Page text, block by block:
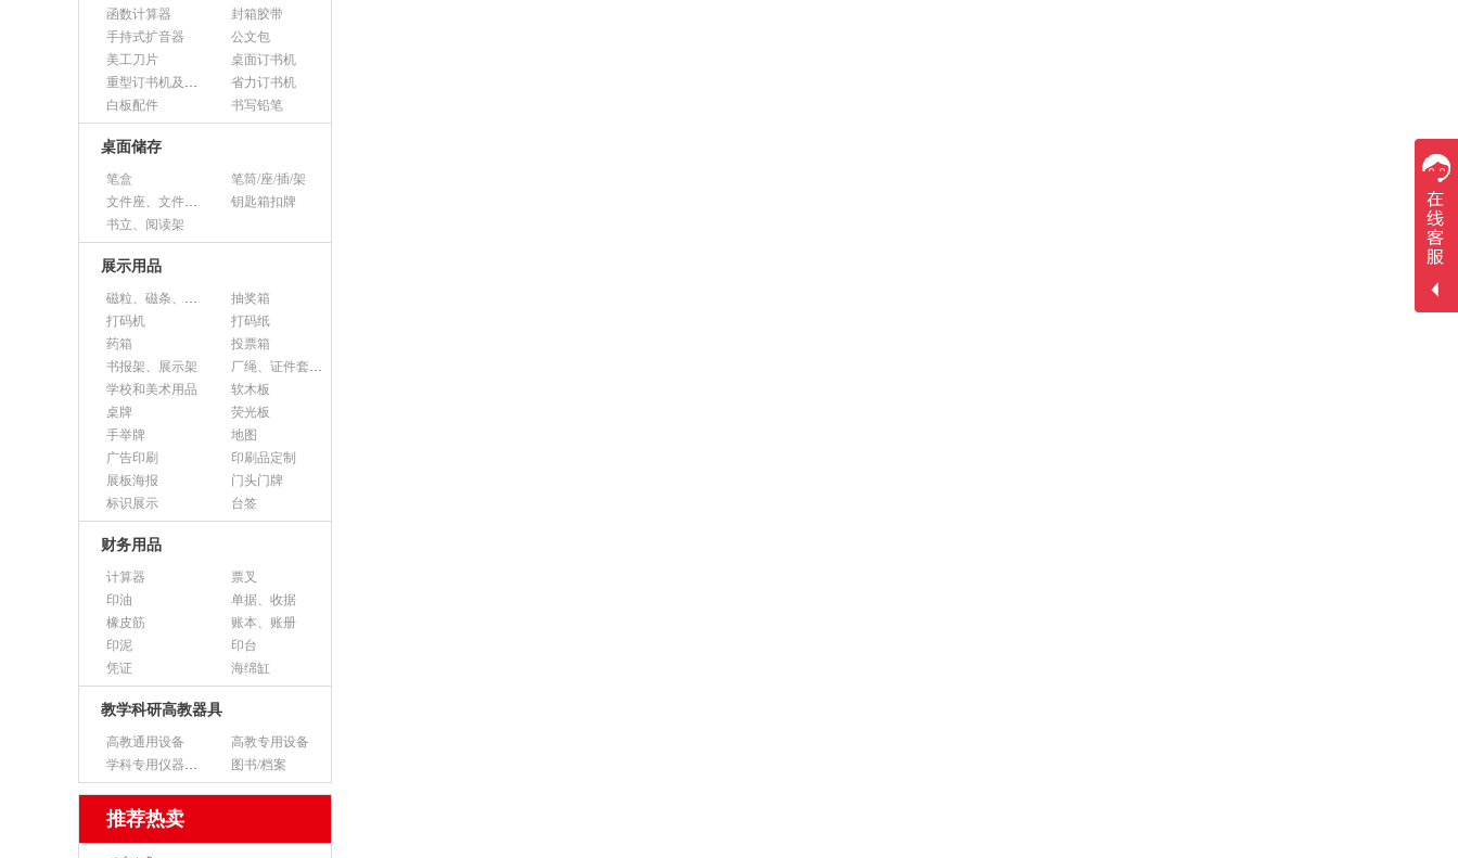
函数计算器
封箱胶带
手持式扩音器
公文包
美工刀片
桌面订书机
重型订书机及其它
省力订书机
白板配件
书写铅笔
桌面储存
笔盒
笔筒/座/插/架
文件座、文件架、文件框
钥匙箱扣牌
书立、阅读架
展示用品
磁粒、磁条、磁片
抽奖箱
打码机
打码纸
药箱
投票箱
书报架、展示架
厂绳、证件套、卡套
学校和美术用品
软木板
桌牌
荧光板
手举牌
地图
广告印刷
印刷品定制
展板海报
门头门牌
标识展示
台签
财务用品
计算器
票叉
印油
单据、收据
橡皮筋
账本、账册
印泥
印台
凭证
海绵缸
教学科研高教器具
高教通用设备
高教专用设备
学科专用仪器设备
图书/档案
推荐热卖